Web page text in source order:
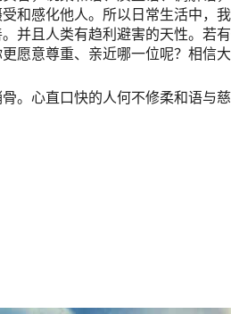
和感化他人。所以日常生活中，我
并且人类有趋利避害的天性。若有
愿意尊重、亲近哪一位呢？相信大
。心直口快的人何不修柔和语与